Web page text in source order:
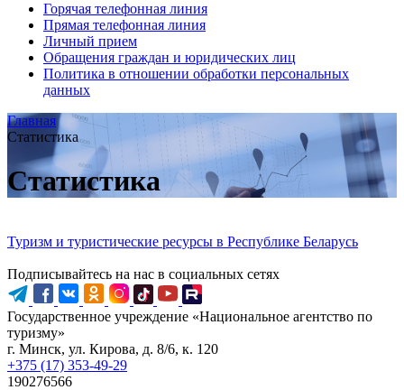
Горячая телефонная линия
Прямая телефонная линия
Личный прием
Обращения граждан и юридических лиц
Политика в отношении обработки персональных
данных
Главная
Статистика
Статистика
Туризм и туристические ресурсы в Республике Беларусь
Подписывайтесь на нас в социальных сетях
Государственное учреждение «Национальное агентство по
туризму»
г. Минск, ул. Кирова, д. 8/6, к. 120
+375 (17) 353-49-29
190276566